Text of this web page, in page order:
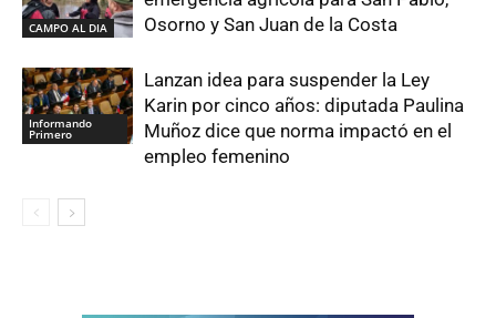
CAMPO AL DIA
Osorno y San Juan de la Costa
Informando
Primero
Lanzan idea para suspender la Ley
Karin por cinco años: diputada Paulina
Muñoz dice que norma impactó en el
empleo femenino